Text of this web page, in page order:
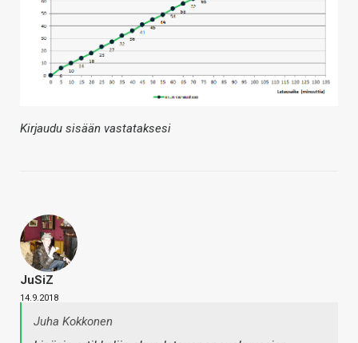
Kirjaudu sisään vastataksesi
JuSiZ
14.9.2018
Juha Kokkonen